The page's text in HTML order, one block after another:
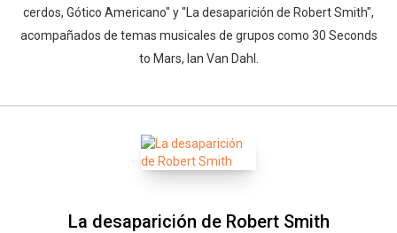
cerdos, Gótico Americano" y "La desaparición de Robert Smith",
acompañados de temas musicales de grupos como 30 Seconds
to Mars, Ian Van Dahl.
La desaparición de Robert Smith